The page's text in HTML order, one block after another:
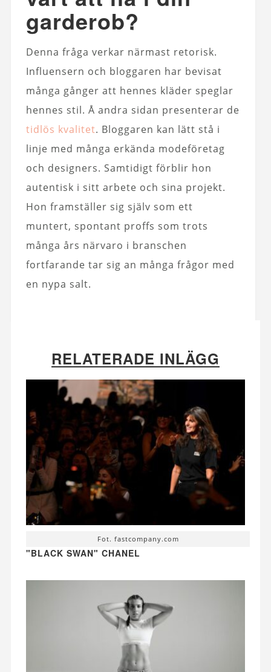
garderob?
Denna fråga verkar närmast retorisk.
Influensern och bloggaren har bevisat
många gånger att hennes kläder speglar
hennes stil. Å andra sidan presenterar de
tidlös kvalitet. Bloggaren kan lätt stå i
linje med många erkända modeföretag
och designers. Samtidigt förblir hon
autentisk i sitt arbete och sina projekt.
Hon framställer sig själv som ett
muntert, spontant proffs som trots
många års närvaro i branschen
fortfarande tar sig an många frågor med
en nypa salt.
RELATERADE INLÄGG
Fot. fastcompany.com
"BLACK SWAN" CHANEL